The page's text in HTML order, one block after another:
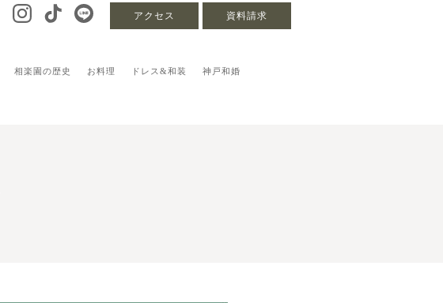
資料請求
アクセス
相楽園の歴史 お料理 ドレス&和装 神戸和婚